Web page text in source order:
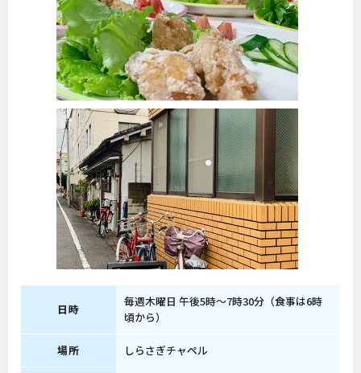
日時
毎週木曜日 午後5時～7時30分（食事は6時
頃から）
場所 しらさぎチャペル